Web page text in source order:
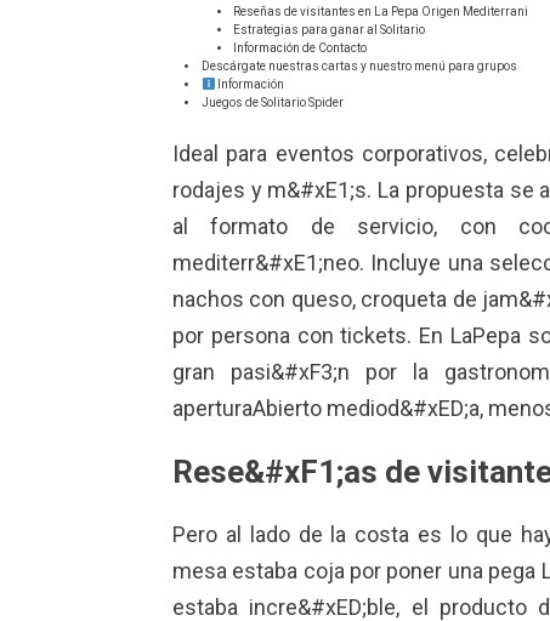
Reseñas de visitantes en La Pepa Origen Mediterrani
Estrategias para ganar al Solitario
Información de Contacto
Descárgate nuestras cartas y nuestro menú para grupos
Información
Juegos de Solitario Spider
Ideal para eventos corporativos,
rodajes y m&#xE1;s. La propuesta se
al formato de servicio, con
mediterr&#xE1;neo. Incluye una
nachos con queso, croqueta de
por persona con tickets. En LaPepa
gran pasi&#xF3;n por la
aperturaAbierto mediod&#xED;a,
Rese&#xF1;as de
Pero al lado de la costa es lo que
mesa estaba coja por poner una pega
estaba incre&#xED;ble, el